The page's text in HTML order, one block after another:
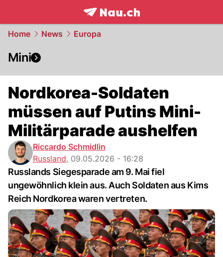
frontpage.NAU.ch
Home News Europa
Mini
Nordkorea-Soldaten
müssen auf Putins Mini-
Militärparade aushelfen
Riccardo Schmidlin
Russland, 09.05.2026 - 16:28
Russlands Siegesparade am 9. Mai fiel
ungewöhnlich klein aus. Auch Soldaten aus Kims
Reich Nordkorea waren vertreten.